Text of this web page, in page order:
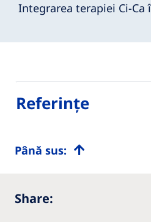
Integrarea terapiei Ci-Ca
Referințe
Până sus:
Share: